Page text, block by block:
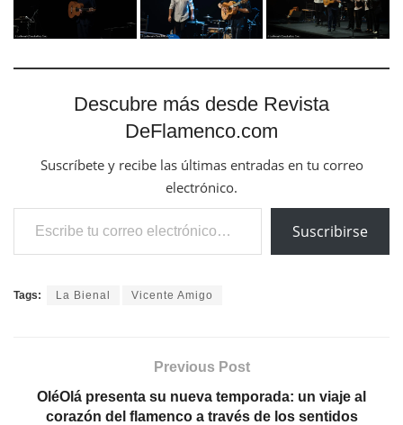
Descubre más desde Revista
DeFlamenco.com
Suscríbete y recibe las últimas entradas en tu correo
electrónico.
Escribe tu correo electrónico…
Suscribirse
Tags: La Bienal Vicente Amigo
Previous Post
OléOlá presenta su nueva temporada: un viaje al
corazón del flamenco a través de los sentidos